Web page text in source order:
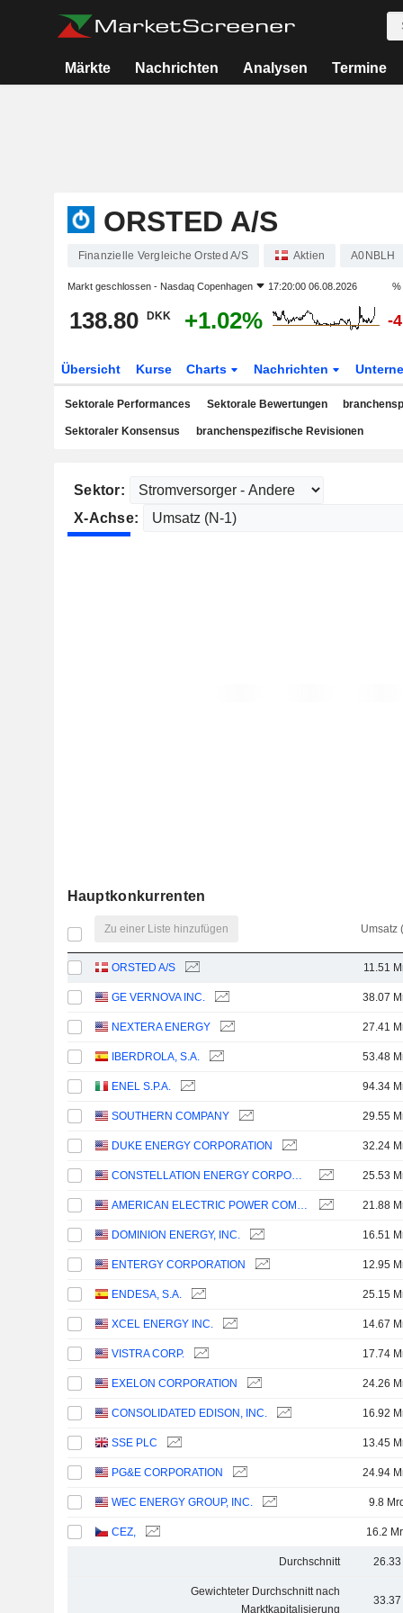
Märkte Nachrichten Analysen Termine
ORSTED A/S
Finanzielle Vergleiche Orsted A/S Aktien A0NBLH
Markt geschlossen - Nasdaq Copenhagen 17:20:00 06.08.2026 %
138.80 DKK +1.02% -
Übersicht Kurse Charts Nachrichten
Sektorale Performances Sektorale Bewertungen
Sektoraler Konsensus branchenspezifische Revisionen
Sektor:
X-Achse:
Hauptkonkurrenten
Zu einer Liste hinzufügen Umsatz
ORSTED A/S 11.51
GE VERNOVA INC. 38.07
NEXTERA ENERGY 27.41
IBERDROLA, S.A. 53.48
ENEL S.P.A. 94.34
SOUTHERN COMPANY 29.55
DUKE ENERGY CORPORATION 32.24
CONSTELLATION ENERGY CORPORATION 25.53
AMERICAN ELECTRIC POWER COMPANY, INC. 21.88
DOMINION ENERGY, INC. 16.51
ENTERGY CORPORATION 12.95
ENDESA, S.A. 25.15
XCEL ENERGY INC. 14.67
VISTRA CORP. 17.74
EXELON CORPORATION 24.26
CONSOLIDATED EDISON, INC. 16.92
SSE PLC 13.45
PG&E CORPORATION 24.94
WEC ENERGY GROUP, INC. 9.8
CEZ, 16.2
Durchschnitt 26.33
Gewichteter Durchschnitt nach
Marktkapitalisierung
33.37